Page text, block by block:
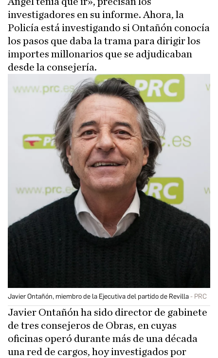
investigadores en su informe. Ahora, la
Policía está investigando si Ontañón conocía
los pasos que daba la trama para dirigir los
importes millonarios que se adjudicaban
desde la consejería.
Javier Ontañón, miembro de la Ejecutiva del partido de Revilla PRC
Javier Ontañón ha sido director de gabinete
de tres consejeros de Obras, en cuyas
oficinas operó durante más de una década
una red de cargos, hoy investigados por